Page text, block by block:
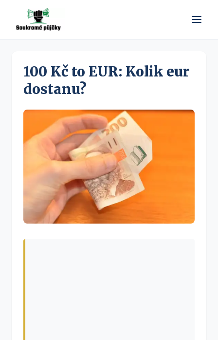
100 Kč to EUR: Kolik eur
dostanu?